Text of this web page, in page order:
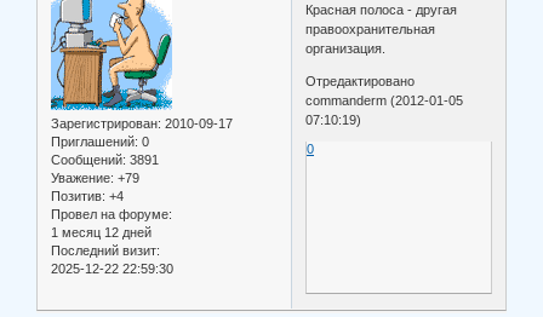
Зарегистрирован: 2010-09-17
Приглашений: 0
Сообщений: 3891
Уважение: +79
Позитив: +4
Провел на форуме:
1 месяц 12 дней
Последний визит:
2025-12-22 22:59:30
Красная полоса - другая
правоохранительная
организация.
Отредактировано
commanderm (2012-01-05
07:10:19)
0